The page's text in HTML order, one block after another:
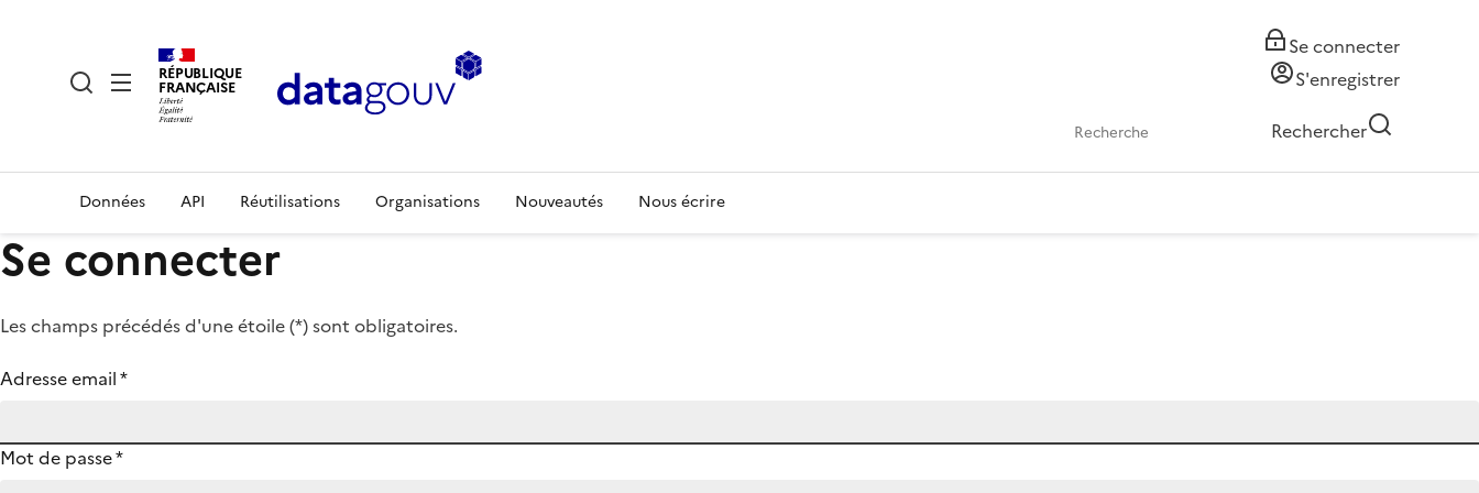
RÉPUBLIQUE
FRANÇAISE
Se connecter
S'enregistrer
Rechercher
Données API Réutilisations Organisations Nouveautés Nous écrire
Se connecter
Les champs précédés d'une étoile (*) sont obligatoires.
Adresse email*
Mot de passe*